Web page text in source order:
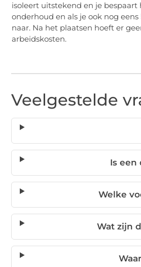
isoleert uitstekend en je
onderhoud en als je ook nog
naar. Na het plaatsen hoeft er
arbeidskosten.
Veelgestelde
Is een
Welke
Wat zijn